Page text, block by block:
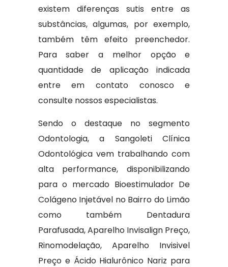
existem diferenças sutis entre as
substâncias, algumas, por exemplo,
também têm efeito preenchedor.
Para saber a melhor opção e
quantidade de aplicação indicada
entre em contato conosco e
consulte nossos especialistas.
Sendo o destaque no segmento
Odontologia, a Sangoleti Clínica
Odontológica vem trabalhando com
alta performance, disponibilizando
para o mercado Bioestimulador De
Colágeno Injetável no Bairro do Limão
como também Dentadura
Parafusada, Aparelho Invisalign Preço,
Rinomodelação, Aparelho Invisivel
Preço e Ácido Hialurônico Nariz para